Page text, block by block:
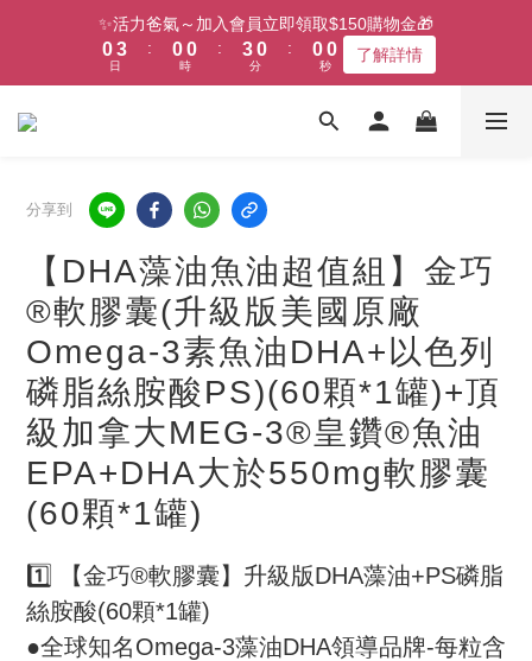
✨活力爸氣～加入會員立即領取$150購物金🎁
1
0
4
3
2
日
:
1
0
1
0
時
:
3
2
1
9
8
3
2
1
0
分
:
6
5
4
2
9
8
6
1
0
秒
了解詳情
分享到
【DHA藻油魚油超值組】金巧
®軟膠囊(升級版美國原廠
Omega-3素魚油DHA+以色列
磷脂絲胺酸PS)(60顆*1罐)+頂
級加拿大MEG-3®皇鑽®魚油
EPA+DHA大於550mg軟膠囊
(60顆*1罐)
1️⃣ 【金巧®軟膠囊】升級版DHA藻油+PS磷脂
絲胺酸(60顆*1罐)
●全球知名Omega-3藻油DHA領導品牌-每粒含